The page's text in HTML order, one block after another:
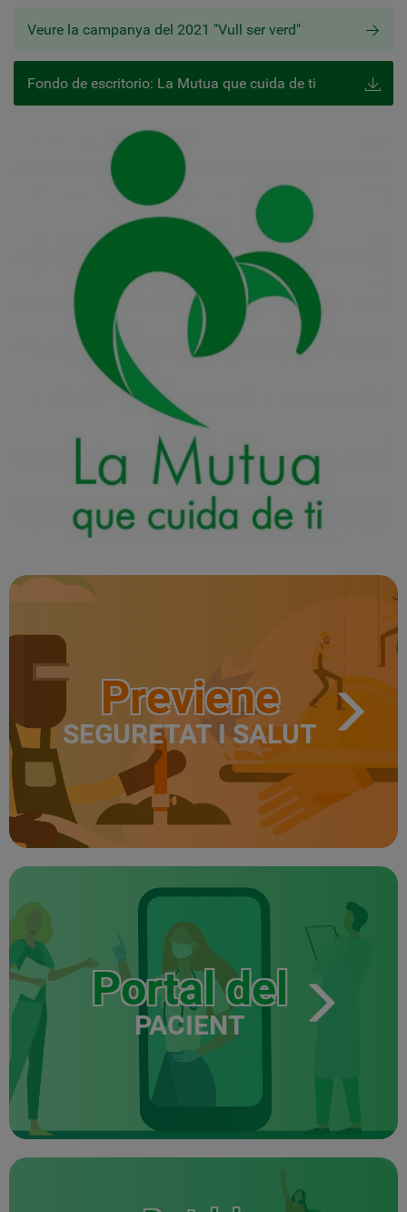
Veure la campanya del 2021 "Vull ser verd"
Fondo de escritorio: La Mutua que cuida de ti
Previene
SEGURETAT I SALUT
Portal del
PACIENT